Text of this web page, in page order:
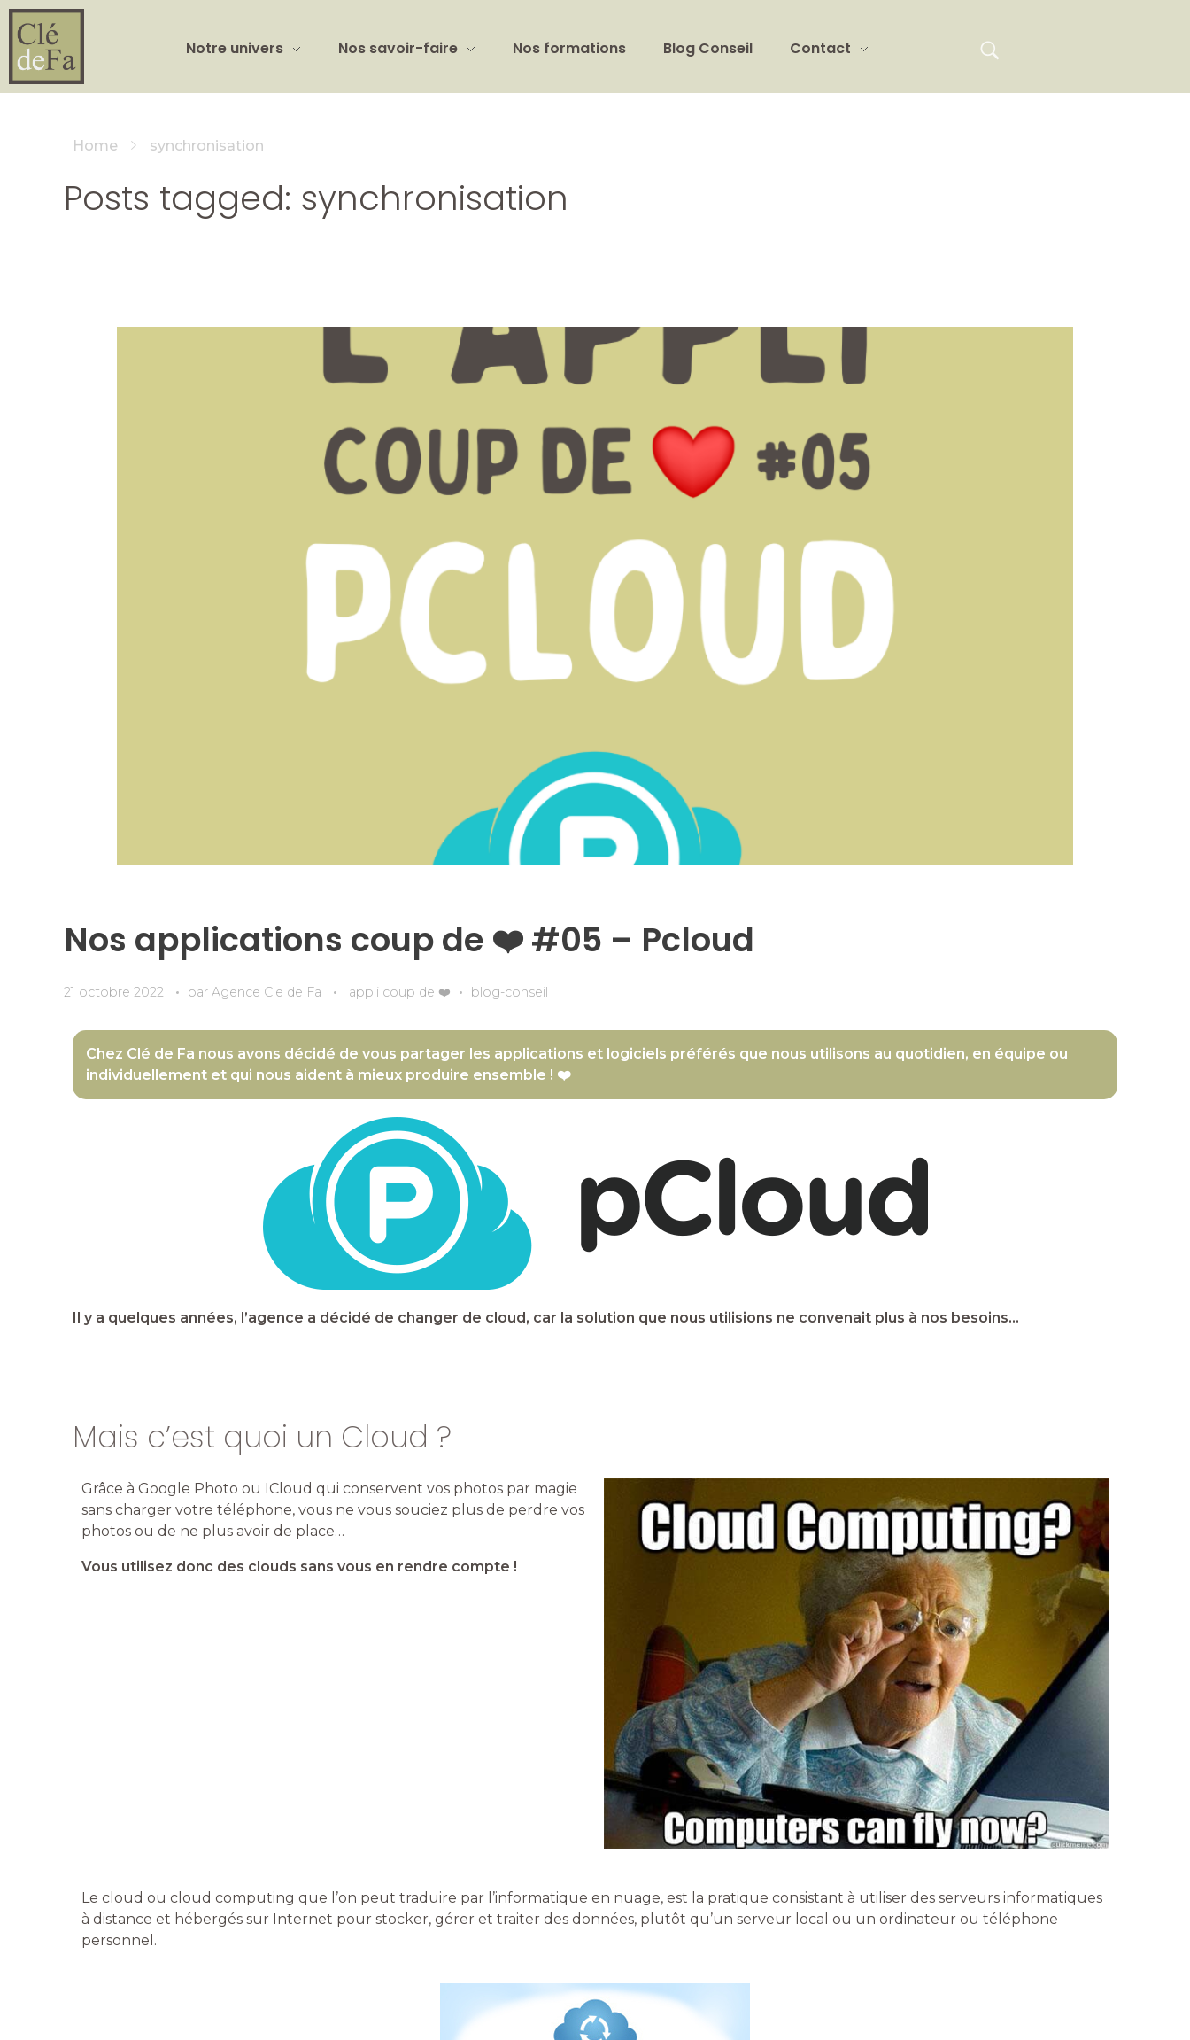
Notre univers Nos savoir-faire Nos formations Blog Conseil Contact
Home synchronisation
Posts tagged: synchronisation
Nos applications coup de ❤️ #05 – Pcloud
21 octobre 2022 par Agence Cle de Fa appli coup de ❤️ blog-conseil
Chez Clé de Fa nous avons décidé de vous partager les applications et logiciels préférés que nous utilisons au quotidien, en équipe ou
individuellement et qui nous aident à mieux produire ensemble ! ❤️
Il y a quelques années, l’agence a décidé de changer de cloud, car la solution que nous utilisions ne convenait plus à nos besoins…
Mais c’est quoi un Cloud ?
Grâce à Google Photo ou ICloud qui conservent vos photos par magie
sans charger votre téléphone, vous ne vous souciez plus de perdre vos
photos ou de ne plus avoir de place…
Vous utilisez donc des clouds sans vous en rendre compte !
Le cloud ou cloud computing que l’on peut traduire par l’informatique en nuage, est la pratique consistant à utiliser des serveurs informatiques
à distance et hébergés sur Internet pour stocker, gérer et traiter des données, plutôt qu’un serveur local ou un ordinateur ou téléphone
personnel.